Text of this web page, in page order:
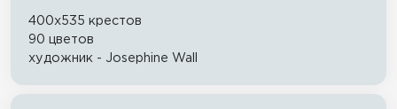
400x535 крестов
90 цветов
художник - Josephine Wall